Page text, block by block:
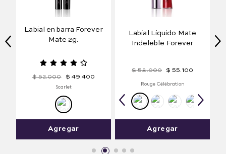
Labial en barra Forever
Mate 2g.
$ 52.000 $ 49.400
Scarlet
Agregar
Labial Líquido Mate
Indeleble Forever
$ 58.000 $ 55.100
Rouge Célébration
Agregar